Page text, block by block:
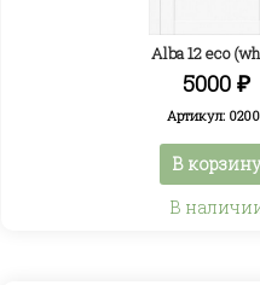
Alba 12 eco
5000₽
Артикул:
В
В